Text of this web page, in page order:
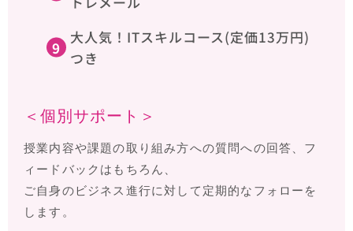
大人気！ITスキルコース(定価13万円)
つき
＜個別サポート＞
授業内容や課題の取り組み方への質問への回答、フ
ィードバックはもちろん、
ご自身のビジネス進行に対して定期的なフォローを
します。